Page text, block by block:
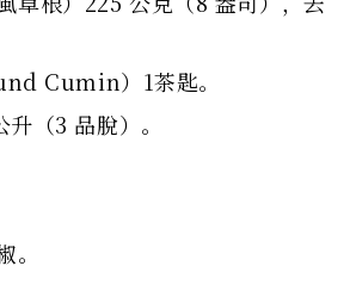
Cumin）1茶匙。
（3 品脫）。